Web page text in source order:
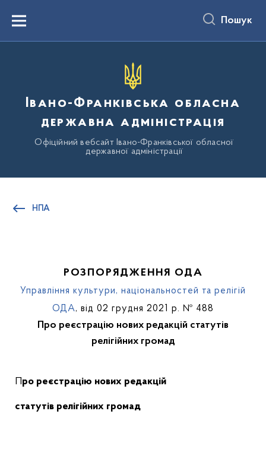
вмістуMenu Пошук
Івано-Франківська обласна
державна адміністрація
Офіційний вебсайт Івано-Франківської обласної
державної адміністрації
НПА
РОЗПОРЯДЖЕННЯ ОДА
Управління культури, національностей та релігій
ОДА, від 02 грудня 2021 р. № 488
Про реєстрацію нових редакцій статутів
релігійних громад
Про реєстрацію нових редакцій
статутів релігійних громад